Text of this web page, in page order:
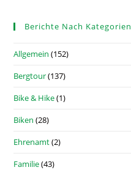
Berichte Nach Kategorien
Allgemein (152)
Bergtour(137)
Bike & Hike(1)
Biken (28)
Ehrenamt(2)
Familie(43)